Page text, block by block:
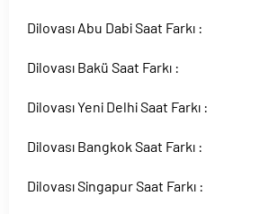
Dilovası Abu Dabi Saat Farkı :
Dilovası Bakü Saat Farkı :
Dilovası Yeni Delhi Saat Farkı :
Dilovası Bangkok Saat Farkı :
Dilovası Singapur Saat Farkı :